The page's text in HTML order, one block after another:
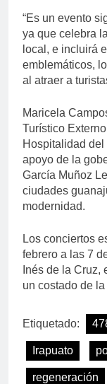
“Es un evento
ya que celebra
local, e incluirá
emblemáticos,
al atraer a
Maricela
Turístico
Hospitalidad del
apoyo de la
García Muñoz
ciudades
modernidad.
Los conciertos
febrero a las 7
Inés de la Cruz,
un costado de
Etiquetado:
Irapuato
regeneración